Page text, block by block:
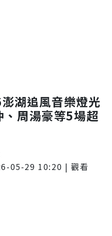
湖追風音樂燈光
周湯豪等5場超
05-29 10:20 | 觀看